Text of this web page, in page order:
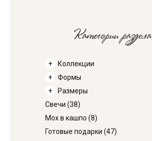
Категории раздела
Коллекции
Формы
Размеры
Свечи (38)
Мох в кашпо (8)
Готовые подарки (47)